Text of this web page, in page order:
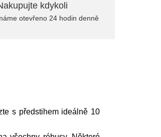
kdykoli
otevřeno 24 hodin denně
s předstihem ideálně 10